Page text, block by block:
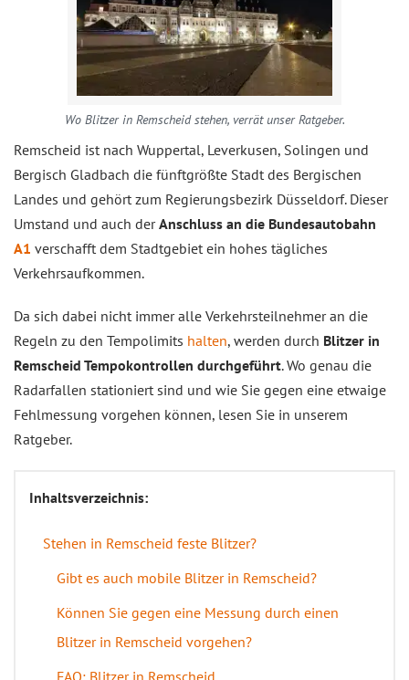
Wo Blitzer in Remscheid stehen, verrät unser Ratgeber.
Remscheid ist nach Wuppertal, Leverkusen, Solingen und
Bergisch Gladbach die fünftgrößte Stadt des Bergischen
Landes und gehört zum Regierungsbezirk Düsseldorf. Dieser
Umstand und auch derAnschluss an die Bundesautobahn
A1 verschafft dem Stadtgebiet ein hohes tägliches
Verkehrsaufkommen.
Da sich dabei nicht immer alle Verkehrsteilnehmer an die
Regeln zu den Tempolimits halten, werden durch Blitzer in
Remscheid Tempokontrollen durchgeführt. Wo genau die
Radarfallen stationiert sind und wie Sie gegen eine etwaige
Fehlmessung vorgehen können, lesen Sie in unserem
Ratgeber.
Inhaltsverzeichnis:
Stehen in Remscheid feste Blitzer?
Gibt es auch mobile Blitzer in Remscheid?
Können Sie gegen eine Messung durch einen
Blitzer in Remscheid vorgehen?
FAQ: Blitzer in Remscheid